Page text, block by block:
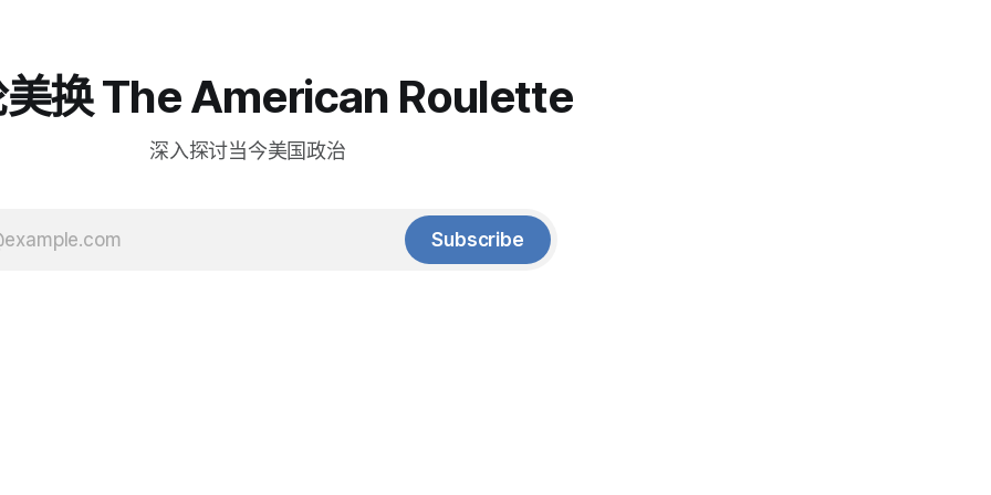
换 The American Roulette
深入探讨当今美国政治
Subscribe